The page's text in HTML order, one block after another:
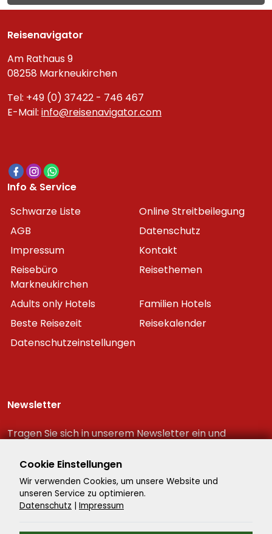
Reisenavigator
Am Rathaus 9
08258 Markneukirchen
Tel: +49 (0) 37422 - 746 467
E-Mail: info@reisenavigator.com
Info & Service
Schwarze Liste
Online Streitbeilegung
AGB
Datenschutz
Impressum
Kontakt
Reisebüro
Markneukirchen
Reisethemen
Adults only Hotels
Familien Hotels
Beste Reisezeit
Reisekalender
Datenschutzeinstellungen
Newsletter
Tragen Sie sich in unserem Newsletter ein und
Reiseschnäppchen!
Cookie Einstellungen
Wir verwenden Cookies, um unsere Website und
unseren Service zu optimieren.
Datenschutz | Impressum